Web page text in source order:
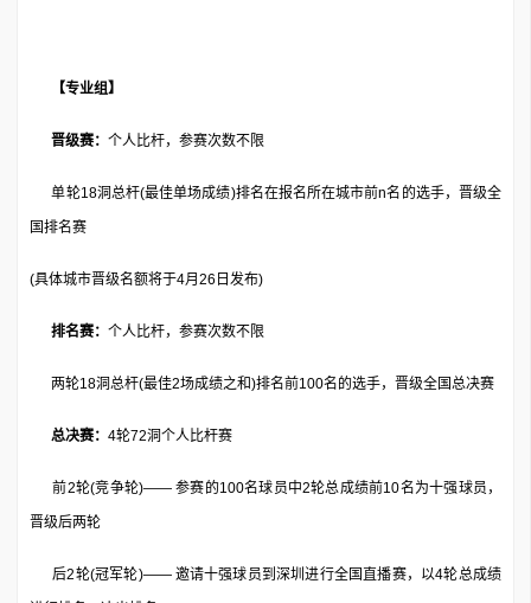
【专业组】
晋级赛： 个人比杆，参赛次数不限
单轮18洞总杆(最佳单场成绩)排名在报名所在城市前n名的选手，晋级全
国排名赛
(具体城市晋级名额将于4月26日发布)
排名赛： 个人比杆，参赛次数不限
两轮18洞总杆(最佳2场成绩之和)排名前100名的选手，晋级全国总决赛
总决赛： 4轮72洞个人比杆赛
前2轮(竞争轮)—— 参赛的100名球员中2轮总成绩前10名为十强球员，
晋级后两轮
后2轮(冠军轮)—— 邀请十强球员到深圳进行全国直播赛，以4轮总成绩